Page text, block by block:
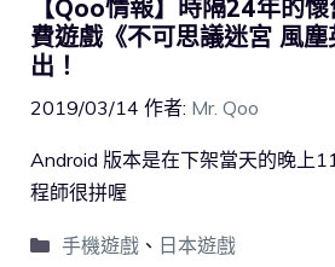
【Qoo情報】時隔24年的
費遊戲《不可思議迷宮 風
出！
2019/03/14 作者: Mr. Qoo
Android 版本是在下架當天的晚上
程師很拼喔
手機遊戲、 日本遊戲